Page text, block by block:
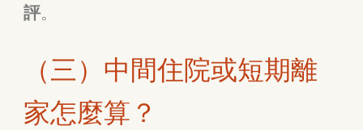
評。
（三）中間住院或短期離
家怎麼算？